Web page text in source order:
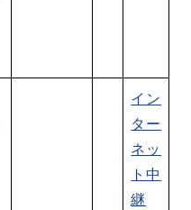
イン
ター
ネッ
ト中
継